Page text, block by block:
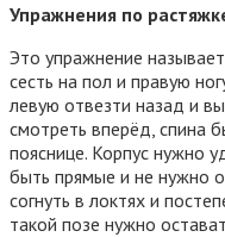
Упражнения по
Это упражнение
сесть на пол и правую
левую отвезти назад и
смотреть вперёд, спина
пояснице. Корпус нужно
быть прямые и не нужно
согнуть в локтях и
такой позе нужно